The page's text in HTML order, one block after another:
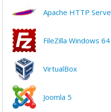
Apache HTTP
FileZilla Windows
VirtualBox
Joomla 5